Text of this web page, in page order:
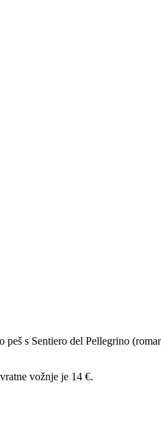
s Sentiero del Pellegrino
vožnje je 14 €.